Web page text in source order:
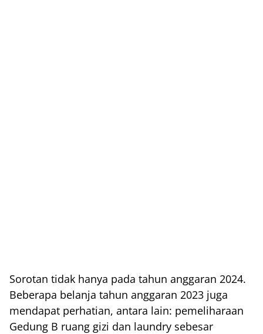
Sorotan tidak hanya pada tahun anggaran 2024.
Beberapa belanja tahun anggaran 2023 juga
mendapat perhatian, antara lain: pemeliharaan
Gedung B ruang gizi dan laundry sebesar